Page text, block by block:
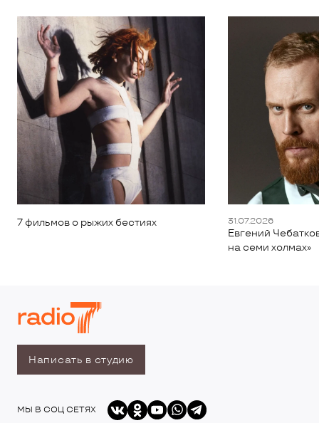
7 фильмов о рыжих бестиях 31.07.2026
Евгений
на семи холмах»
Написать в студию
МЫ В СОЦ СЕТЯХ